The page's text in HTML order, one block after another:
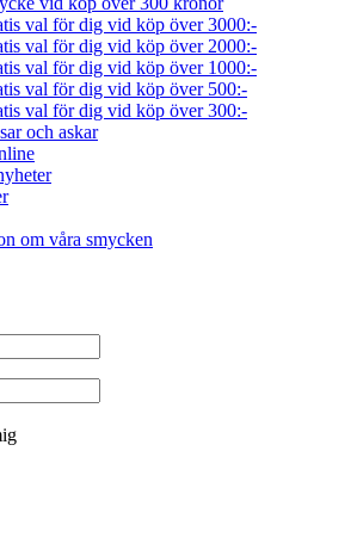
val för dig vid köp över 3000:-
val för dig vid köp över 2000:-
val för dig vid köp över 1000:-
val för dig vid köp över 500:-
val för dig vid köp över 300:-
och askar
om våra smycken